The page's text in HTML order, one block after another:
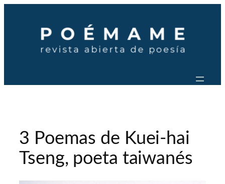
contenido
3 Poemas de Kuei-hai
Tseng, poeta taiwanés